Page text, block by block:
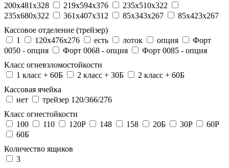
200x481x328
219x594x376
235x510x322
235x680x322
361x407x312 85x343x267
85x423x267
Кассовое отделение (трейзер)
1
120х476х276 есть лоток опция
Форт
0050 - опция
Форт 0068 - опция
Форт 0085 - опция
Класс огневзломостойкости
1 класс + 60Б
2 класс + 30Б
2 класс + 60Б
Кассовая ячейка
нет
трейзер 120/366/276
Класс огнестойкости
100
110 120P 148 158 20Б 30P
60P
60Б
Количество ящиков
3